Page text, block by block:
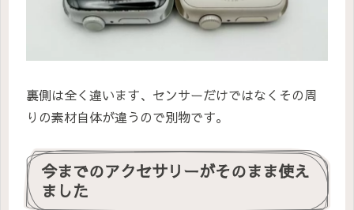
裏側は全く違います、センサーだけではなくその周
りの素材自体が違うので別物です。
今までのアクセサリーがそのまま使え
ました